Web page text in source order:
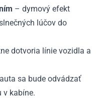
– dymový efekt
lúčov do
dotvoria línie vozidla a
sa bude odvádzať
v kabíne.